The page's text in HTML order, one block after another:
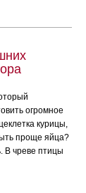
огромное
курицы,
проще яйца?
В чреве птицы